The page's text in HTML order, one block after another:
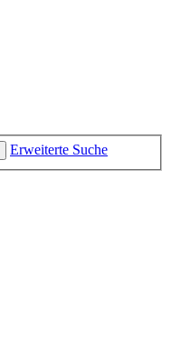
Erweiterte Suche